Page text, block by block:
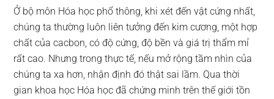
Ở bộ môn Hóa học phổ thông, khi xét đến vật cứng nhất,
chúng ta thường luôn liên tưởng đến kim cương, một hợp
chất của cacbon, có độ cứng, độ bền và giá trị thẩm mỉ
rất cao. Nhưng trong thực tế, nếu mở rộng tầm nhìn của
chúng ta xa hơn, nhận định đó thật sai lầm. Qua thời
gian khoa học Hóa học đã chứng minh trên thế giới tồn